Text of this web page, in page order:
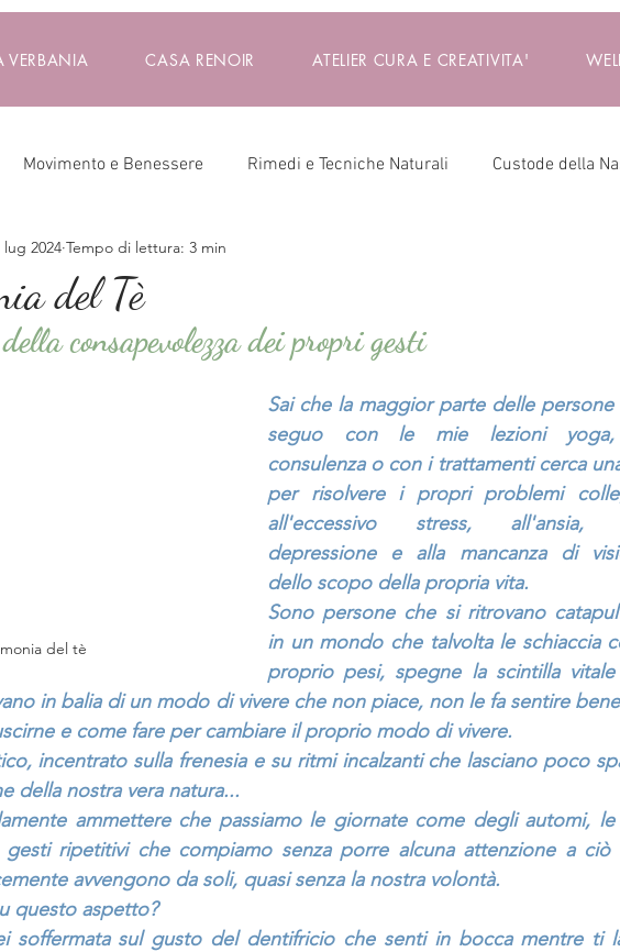
VERBANIA CASA RENOIR ATELIER CURA E CREATIVITA'
Movimento e Benessere Rimedi e Tecniche Naturali Custode della
Massaggio
del Tè
lug 2024 Tempo di lettura: 3 min
consapevolezza dei propri gesti
del tè
Sai che la maggior parte delle persone
seguo con le mie lezioni
consulenza o con i trattamenti cerca
per risolvere i propri problemi
all'eccessivo stress, all'ansia,
depressione e alla mancanza di
dello scopo della propria vita.
Sono persone che si ritrovano
in un mondo che talvolta le schiaccia
proprio pesi, spegne la scintilla
in balia di un modo di vivere che non piace, non le fa sentire
e come fare per cambiare il proprio modo di vivere.
incentrato sulla frenesia e su ritmi incalzanti che lasciano poco
della nostra vera natura...
ammettere che passiamo le giornate come degli automi,
ripetitivi che compiamo senza porre alcuna attenzione a ciò
avvengono da soli, quasi senza la nostra volontà.
questo aspetto?
soffermata sul gusto del dentifricio che senti in bocca mentre ti